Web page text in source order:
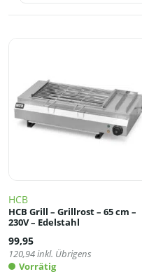
HCB
HCB Grill – Grillrost – 65 cm –
230V – Edelstahl
99,95
120,94inkl. Übrigens
Vorrätig